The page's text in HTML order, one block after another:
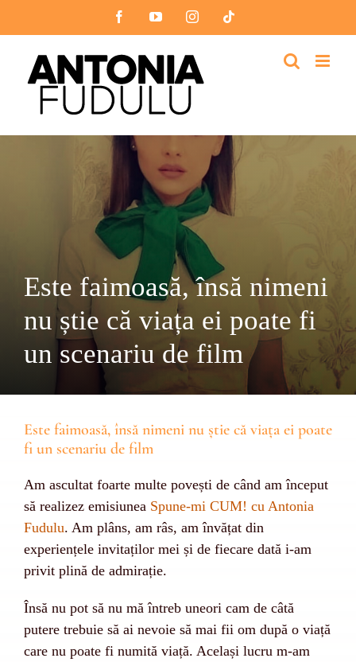
FacebookYouTubeInstagram
Este faimoasă, însă nimeni
nu știe că viața ei poate fi
un scenariu de film
Este faimoasă, însă nimeni nu știe că viața ei poate
fi un scenariu de film
Am ascultat foarte multe povești de când am început
să realizez emisiunea Spune-mi CUM! cu Antonia
Fudulu. Am plâns, am râs, am învățat din
experiențele invitaților mei și de fiecare dată i-am
privit plină de admirație.
Însă nu pot să nu mă întreb uneori cam de câtă
putere trebuie să ai nevoie să mai fii om după o viață
care nu poate fi numită viață. Același lucru m-am